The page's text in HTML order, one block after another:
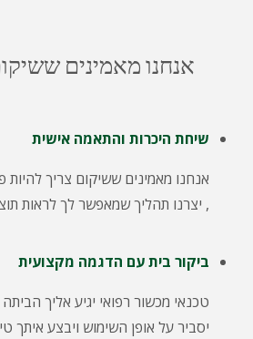
אנחנו מאמינים
שיחת היכרות והתאמה אישית
אנחנו מאמינים ששיקום צריך להיות
, יצרנו תהליך שמאפשר לך לראות
ביקור בית עם הדגמה מקצועית
טכנאי מכשור רפואי יגיע אליך
יסביר על אופן השימוש ויבצע איתך